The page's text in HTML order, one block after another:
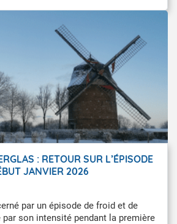
façade atlantique, en particulier
Pyrénées-Atlantiques.
: RETOUR SUR L’ÉPISODE
JANVIER 2026
par un épisode de froid et de
par son intensité pendant la première